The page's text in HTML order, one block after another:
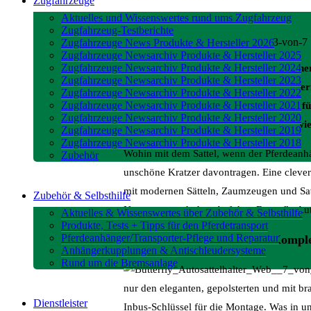
Aktuelles und Wissenswertes rund ums Zugfahrzeug
Zugfahrzeug-Testberichte
Zugfahrzeuge News Produkte & Hersteller 2026
Zugfahrzeuge Newsarchiv Produkte & Hersteller 2025
Zugfahrzeuge Newsarchiv Produkte & Hersteller 2024
Zugfahrzeuge Newsarchiv Produkte & Hersteller 2023
Zugfahrzeuge Newsarchiv Produkte & Hersteller 2022
Zugfahrzeuge Newsarchiv Produkte & Hersteller 2021
Zugfahrzeuge Newsarchiv Produkte & Hersteller 2020
Zugfahrzeuge Newsarchiv Produkte & Hersteller 2019
Zugfahrzeuge Newsarchiv Produkte & Hersteller 2018
Zubehör
Zubehör & Selbsthilfe
Aktuelles & Wissenswertes über Zubehör & Selbsthilfe
Produkte, Tests + Tipps für den Pferdetransport
Pferdeanhänger/Transporter-Pflege und Reparatur
Anhängerkupplungen & Antischleudersysteme
Rund um die Bremsanlage
Dienstleister
Während einem der regelmäßigen
Transport im Reitsport ist uns der
Rückseite der Kopfstütze montiert und
Praxistest sollte sich erweisen, ob und
Wohin mit dem Sattel, wenn der
unschöne Kratzer davontragen. Eine
mit modernen Sätteln, Zaumzeugen und
Namen gemacht hat. Auf dem Butterfly
Einfache Installation Dank
nur den eleganten, gepolsterten und mit
Inbus-Schlüssel für die Montage. Was in